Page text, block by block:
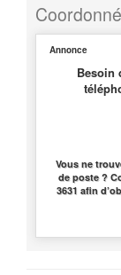
Annonce
Besoin
Vous ne
de poste ?
3631 afin